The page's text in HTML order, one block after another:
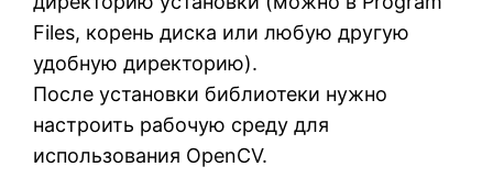
Files, корень диска или любую другую
удобную директорию).
После установки библиотеки нужно
настроить рабочую среду для
использования OpenCV.